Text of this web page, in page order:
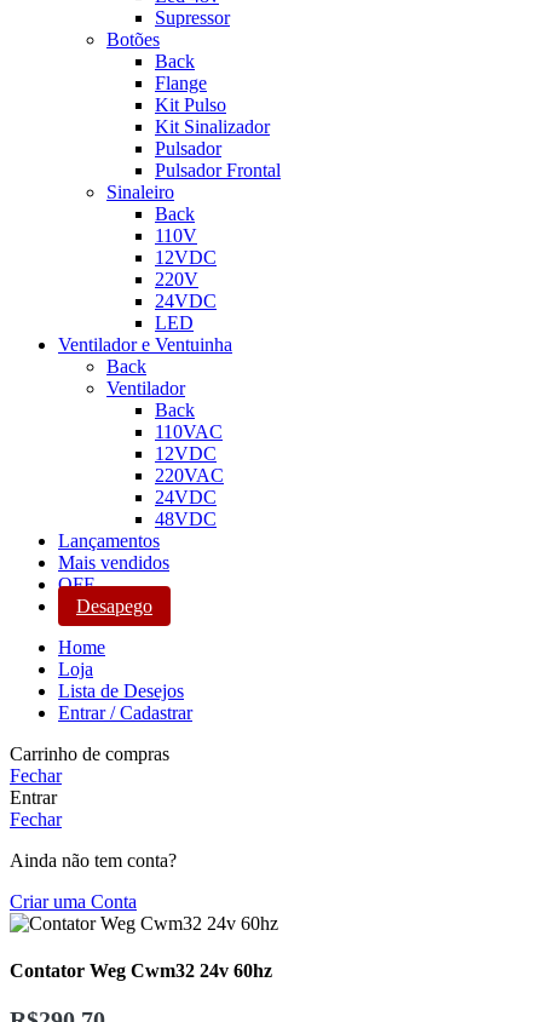
Supressor
Botões
Back
Flange
Kit Pulso
Kit Sinalizador
Pulsador
Pulsador Frontal
Sinaleiro
Back
110V
12VDC
220V
24VDC
LED
Ventilador e Ventuinha
Back
Ventilador
Back
110VAC
12VDC
220VAC
24VDC
48VDC
Lançamentos
Mais vendidos
OFF
Desapego
Home
Loja
Lista de Desejos
Entrar / Cadastrar
Carrinho de compras
Fechar
Entrar
Fechar
Ainda não tem conta?
Criar uma Conta
Contator Weg Cwm32 24v 60hz